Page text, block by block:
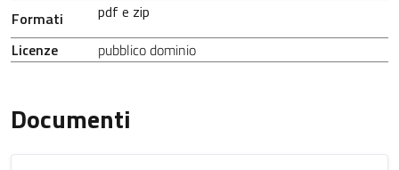
Formati
pdf e zip
Licenze
pubblico dominio
Documenti